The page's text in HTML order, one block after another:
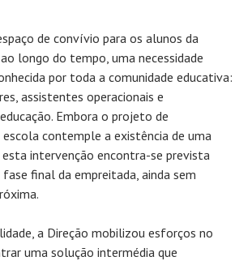
de convívio para os alunos da
longo do tempo, uma necessidade
por toda a comunidade educativa:
assistentes operacionais e
Embora o projeto de
contemple a existência de uma
intervenção encontra-se prevista
fase final da empreitada, ainda sem
a Direção mobilizou esforços no
uma solução intermédia que